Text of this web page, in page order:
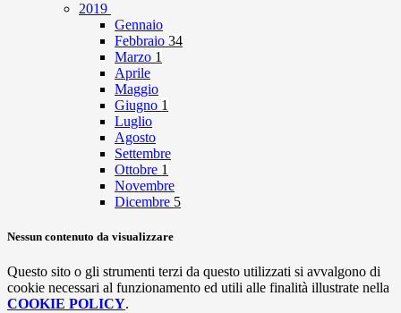
2019
Gennaio
Febbraio 34
Marzo 1
Aprile
Maggio
Giugno 1
Luglio
Agosto
Settembre
Ottobre 1
Novembre
Dicembre 5
Nessun contenuto da visualizzare
Questo sito o gli strumenti terzi da questo utilizzati si avvalgono di
cookie necessari al funzionamento ed utili alle finalità illustrate nella
COOKIE POLICY.